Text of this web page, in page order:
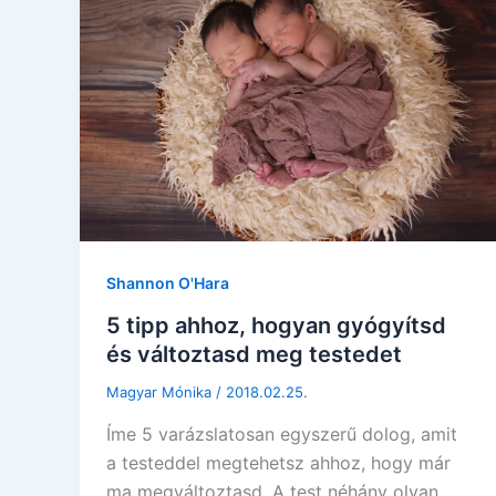
Shannon O'Hara
5 tipp ahhoz, hogyan gyógyítsd
és változtasd meg testedet
Magyar Mónika / 2018.02.25.
Íme 5 varázslatosan egyszerű dolog, amit
a testeddel megtehetsz ahhoz, hogy már
ma megváltoztasd. A test néhány olyan